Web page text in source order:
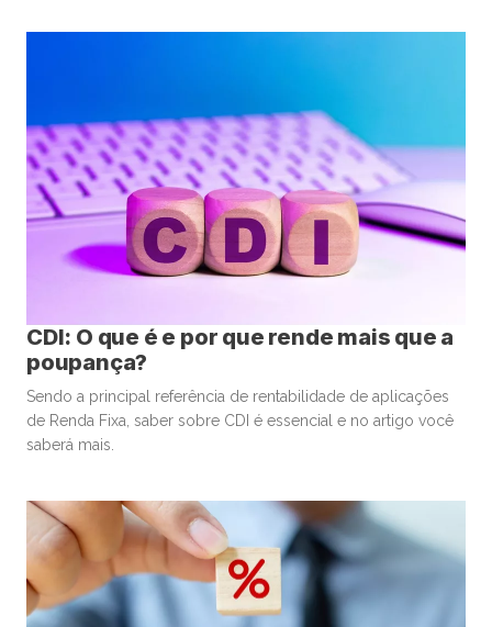
CDI: O que é e por que rende mais que a
poupança?
Sendo a principal referência de rentabilidade de aplicações
de Renda Fixa, saber sobre CDI é essencial e no artigo você
saberá mais.